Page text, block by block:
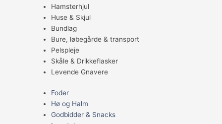
Hamsterhjul
Huse & Skjul
Bundlag
Bure, løbegårde & transport
Pelspleje
Skåle & Drikkeflasker
Levende Gnavere
Foder
Hø og Halm
Godbidder & Snacks